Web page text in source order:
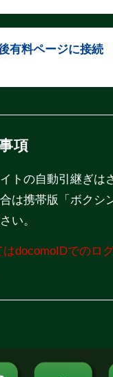
有料ページに接続
項
トの自動引継ぎは
は携帯版「ボクシ
い。
docomoIDでのロ